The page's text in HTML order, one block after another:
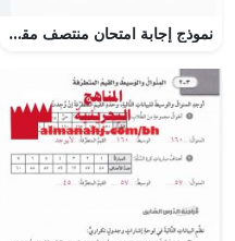
نموذج إجابة امتحان منتصف مقرر اجا 102